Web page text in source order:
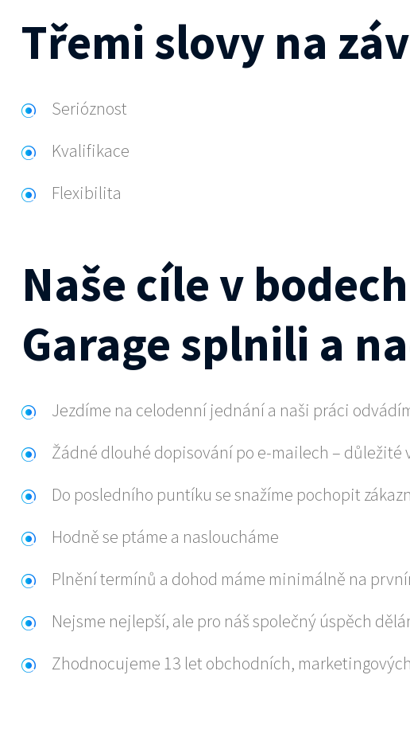
Třemi slovy na
Serióznost
Kvalifikace
Flexibilita
Naše cíle v
Garage splnili a
Jezdíme na celodenní jednání a naši práci
Žádné dlouhé dopisování po e-mailech – důležité
Do posledního puntíku se snažíme pochopit
Hodně se ptáme a nasloucháme
Plnění termínů a dohod máme minimálně na
Nejsme nejlepší, ale pro náš společný úspěch
Zhodnocujeme 13 let obchodních,